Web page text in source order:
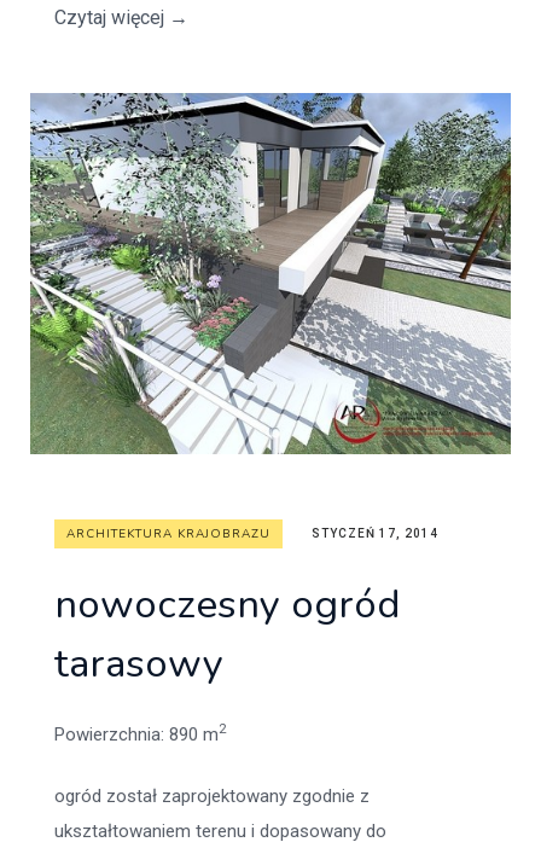
Czytaj więcej →
ARCHITEKTURA KRAJOBRAZU STYCZEŃ 17, 2014
nowoczesny ogród
tarasowy
Powierzchnia: 890 m2
ogród został zaprojektowany zgodnie z
ukształtowaniem terenu i dopasowany do